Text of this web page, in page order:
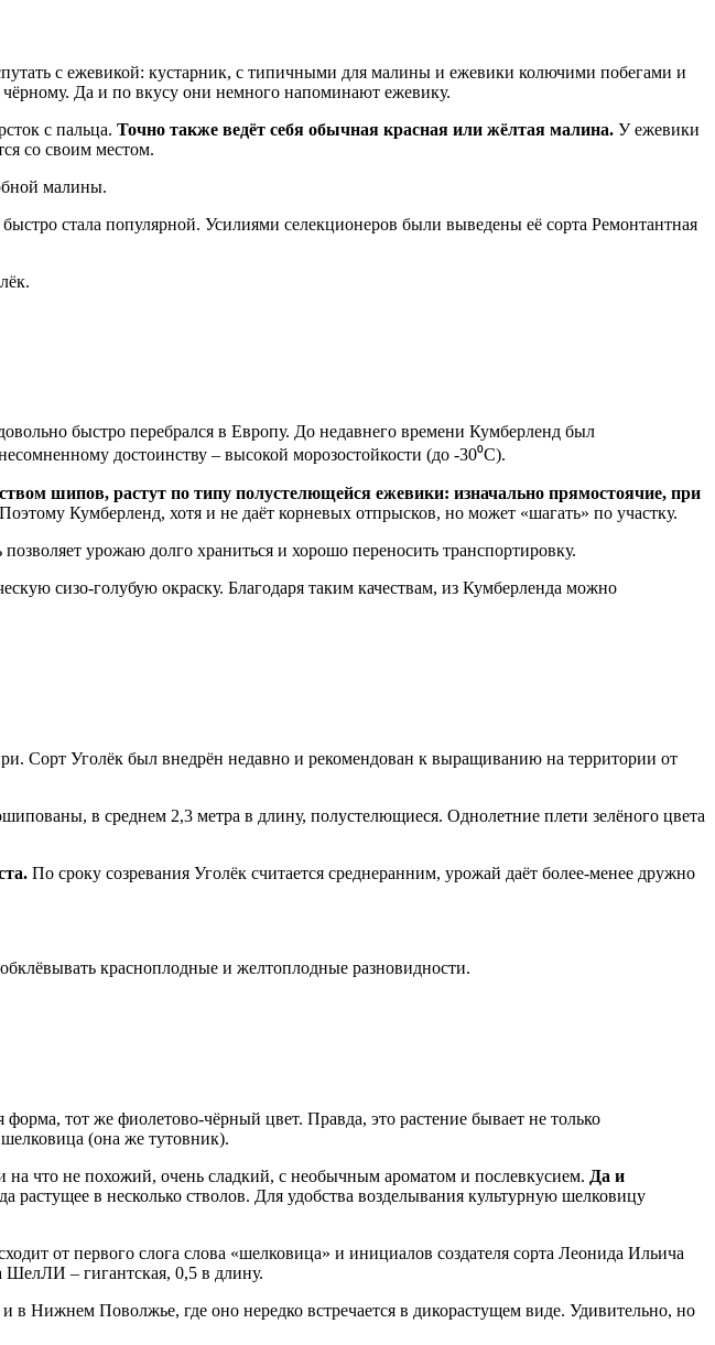
с ежевикой: кустарник, с типичными для малины и ежевики колючими побегами и
Да и по вкусу они немного напоминают ежевику.
с пальца. Точно также ведёт себя обычная красная или жёлтая малина. У ежевики
со своим местом.
малины.
стала популярной. Усилиями селекционеров были выведены её сорта Ремонтантная
быстро перебрался в Европу. До недавнего времени Кумберленд был
достоинству – высокой морозостойкости (до -30⁰С).
шипов, растут по типу полустелющейся ежевики: изначально прямостоячие, при
Кумберленд, хотя и не даёт корневых отпрысков, но может «шагать» по участку.
урожаю долго храниться и хорошо переносить транспортировку.
сизо-голубую окраску. Благодаря таким качествам, из Кумберленда можно
Сорт Уголёк был внедрён недавно и рекомендован к выращиванию на территории от
в среднем 2,3 метра в длину, полустелющиеся. Однолетние плети зелёного цвета
По сроку созревания Уголёк считается среднеранним, урожай даёт более-менее дружно
красноплодные и желтоплодные разновидности.
тот же фиолетово-чёрный цвет. Правда, это растение бывает не только
(она же тутовник).
что не похожий, очень сладкий, с необычным ароматом и послевкусием. Да и
растущее в несколько стволов. Для удобства возделывания культурную шелковицу
от первого слога слова «шелковица» и инициалов создателя сорта Леонида Ильича
ШелЛИ – гигантская, 0,5 в длину.
Нижнем Поволжье, где оно нередко встречается в дикорастущем виде. Удивительно, но